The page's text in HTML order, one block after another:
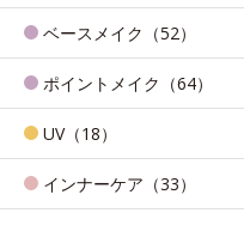
ベースメイク（52）
ポイントメイク（64）
UV（18）
インナーケア（33）